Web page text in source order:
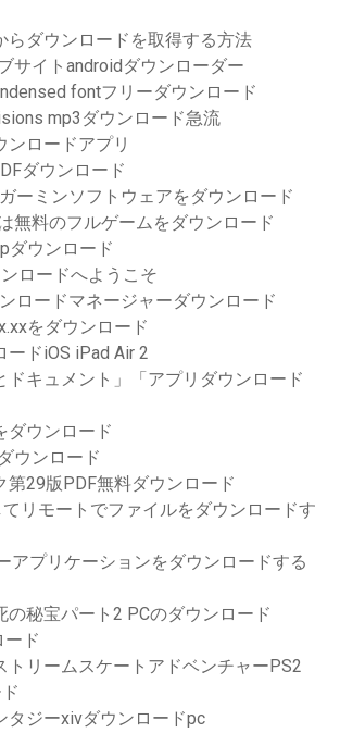
らダウンロードを取得する方法
サイトandroidダウンローダー
fontフリーダウンロード
mp3ダウンロード急流
ンロードアプリ
ダウンロード
ーミンソフトウェアをダウンロード
無料のフルゲームをダウンロード
ダウンロード
ロードへようこそ
ロードマネージャーダウンロード
をダウンロード
ードiOS iPad Air 2
ドキュメント」「アプリダウンロード
ダウンロード
ウンロード
第29版PDF無料ダウンロード
リモートでファイルをダウンロードす
アプリケーションをダウンロードする
の秘宝パート2 PCのダウンロード
ード
トリームスケートアドベンチャーPS2
タジーxivダウンロードpc